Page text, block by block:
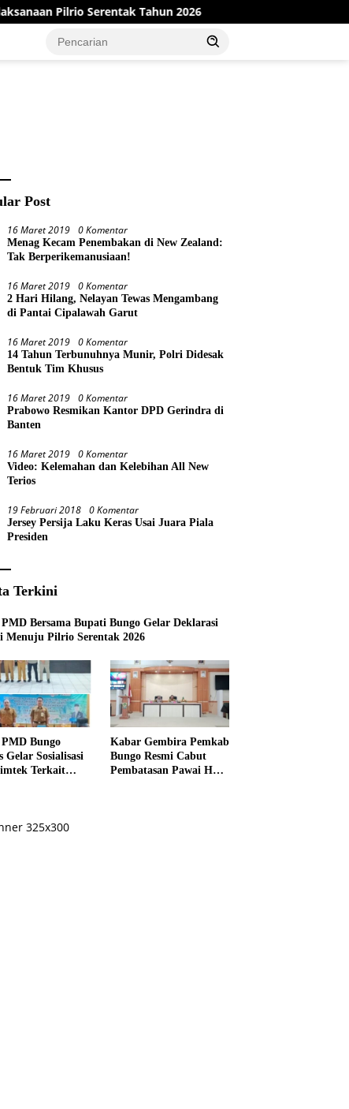
Tahun 2026 Kabar Gembira Pemkab Bungo Resmi
Post
16 Maret 2019 0 Komentar
Menag Kecam Penembakan di New Zealand:
Tak Berperikemanusiaan!
16 Maret 2019 0 Komentar
2 Hari Hilang, Nelayan Tewas Mengambang
di Pantai Cipalawah Garut
16 Maret 2019 0 Komentar
14 Tahun Terbunuhnya Munir, Polri Didesak
Bentuk Tim Khusus
16 Maret 2019 0 Komentar
Prabowo Resmikan Kantor DPD Gerindra di
Banten
16 Maret 2019 0 Komentar
Video: Kelemahan dan Kelebihan All New
Terios
19 Februari 2018 0 Komentar
Jersey Persija Laku Keras Usai Juara Piala
Presiden
Terkini
PMD Bersama Bupati Bungo Gelar Deklarasi
Menuju Pilrio Serentak 2026
PMD Bungo
Gelar Sosialisasi
Terkait
Kabar Gembira Pemkab
Bungo Resmi Cabut
Pembatasan Pawai HUT